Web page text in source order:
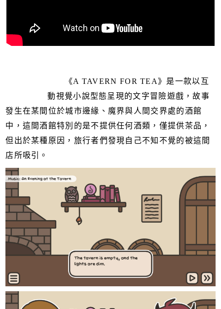
《A TAVERN FOR TEA》是一款以互
動視覺小說型態呈現的文字冒險遊戲，故事
發生在某間位於城市邊緣、魔界與人間交界處的酒館
中，這間酒館特別的是不提供任何酒類，僅提供茶品，
但出於某種原因，旅行者們發現自己不知不覺的被這間
店所吸引。